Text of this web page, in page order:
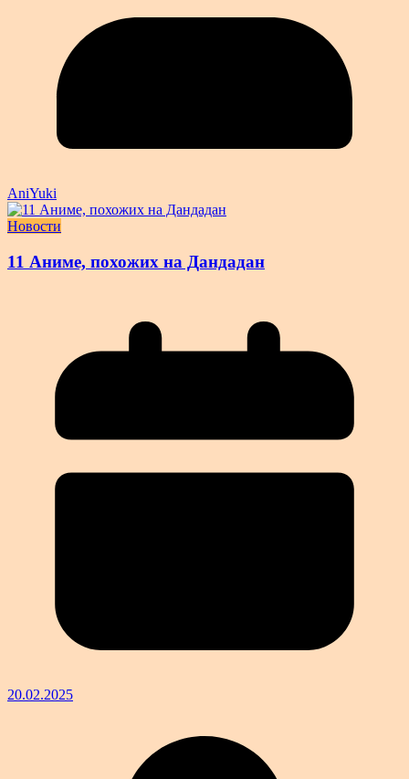
AniYuki
Новости
11 Аниме, похожих на Дандадан
20.02.2025